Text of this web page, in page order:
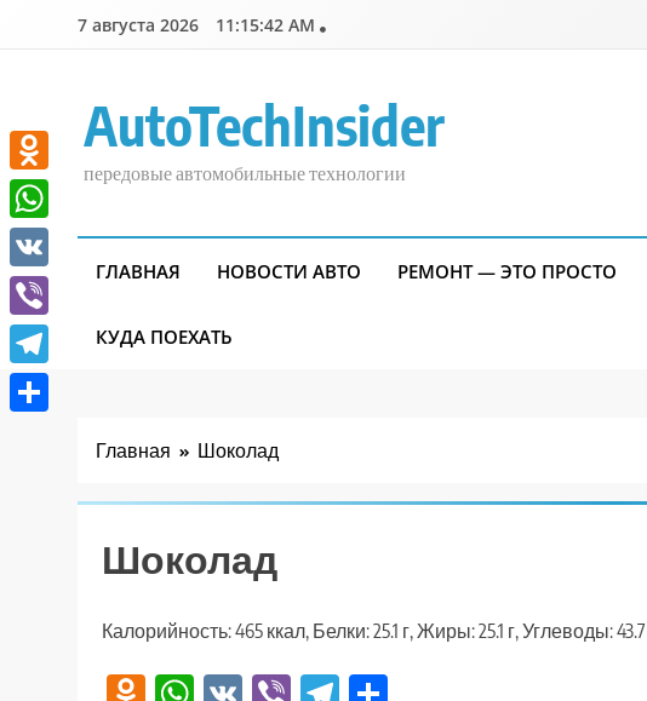
7 августа 2026 11:15:42 AM
AutoTechInsider
передовые автомобильные технологии
ГЛАВНАЯ НОВОСТИ АВТО РЕМОНТ — ЭТО ПРОСТО
КУДА ПОЕХАТЬ
Главная Шоколад
Шоколад
Калорийность: 465 ккал, Белки: 25.1 г, Жиры: 25.1 г, Углеводы: 43.7
Odnoklassniki
WhatsApp
VK
Viber
Telegram